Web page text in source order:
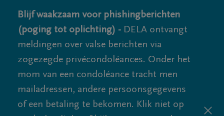
Blijf waakzaam voor phishingberichten
(poging tot oplichting) - DELA ontvangt
meldingen over valse berichten via
zogezegde privécondoléances. Onder het
mom van een condoléance tracht men
mailadressen, andere persoonsgegevens
of een betaling te bekomen. Klik niet op